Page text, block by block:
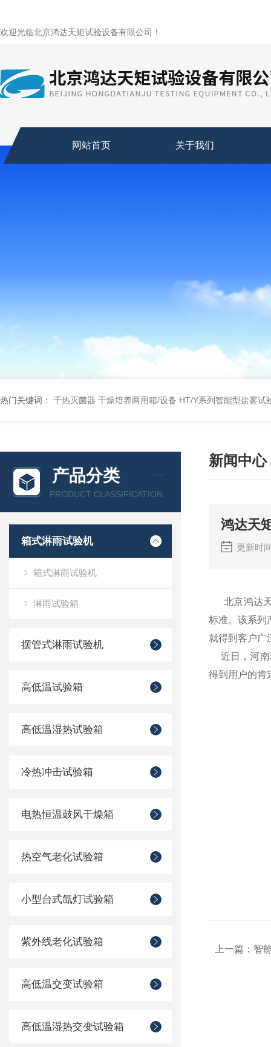
欢迎光临北京鸿达天矩试验设备有限公司！
网站首页 关于我们
热门关键词： 干热灭菌器 干燥培养两用箱/设备 HT/Y系列智能型盐雾试
产品分类
PRODUCT CLASSIFICATION
箱式淋雨试验机
箱式淋雨试验机
淋雨试验箱
摆管式淋雨试验机
高低温试验箱
高低温湿热试验箱
冷热冲击试验箱
电热恒温鼓风干燥箱
热空气老化试验箱
小型台式氙灯试验箱
紫外线老化试验箱
高低温交变试验箱
高低温湿热交变试验箱
新闻中心
鸿达天
更新时
北京鸿达天
标准。该系列
就得到客户广
近日，河南
得到用户的肯
上一篇： 智